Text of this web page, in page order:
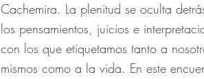
Cachemira. La plenitud se oculta
los pensamientos, juicios e
con los que etiquetamos tanto a
mismos como a la vida. En este